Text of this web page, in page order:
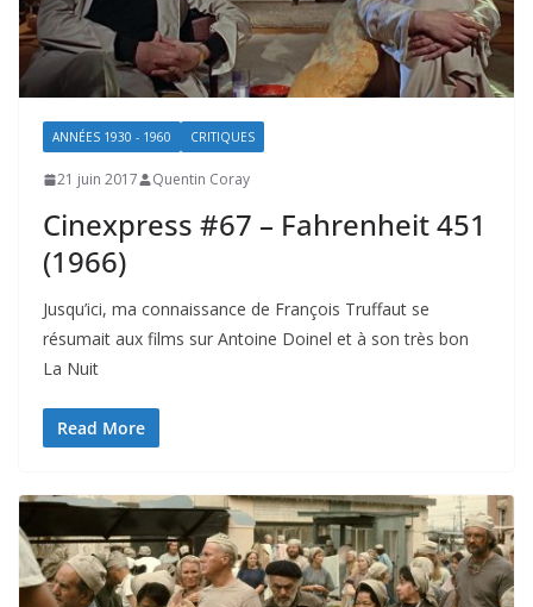
ANNÉES 1930 - 1960 CRITIQUES
21 juin 2017 Quentin Coray
Cinexpress #67 – Fahrenheit 451
(1966)
Jusqu’ici, ma connaissance de François Truffaut se
résumait aux films sur Antoine Doinel et à son très bon
La Nuit
Read More